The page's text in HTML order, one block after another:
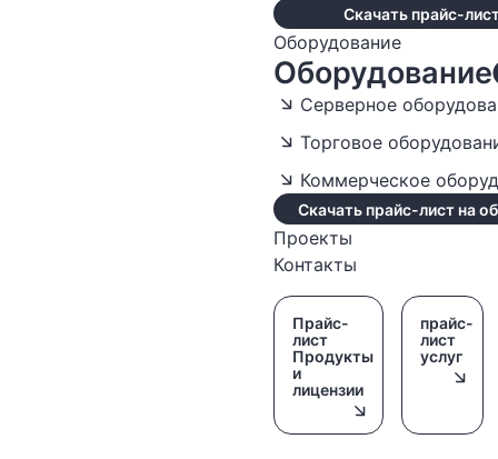
Скачать прайс-
Оборудование
Оборудование
Серверное
Торговое
Коммерческое
Скачать прайс-лист на
Проекты
Контакты
Прайс-
лист
Продукты
и
лицензии
прайс-
лист
услуг